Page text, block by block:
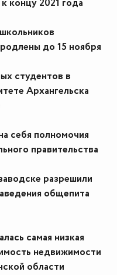
концу 2021 года
до 15 ноября
студентов в
Архангельска
себя полномочия
правительства
разрешили
общепита
самая низкая
недвижимости
области